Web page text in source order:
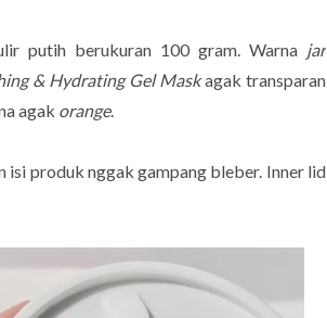
putih berukuran 100 gram. Warna jar
& Hydrating Gel Maskagak transparan
agak orange.
isi produk nggak gampang bleber. Inner lid